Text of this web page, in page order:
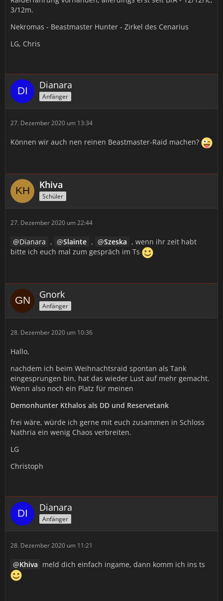
3/12m.
Nekromas - Beastmaster Hunter - Zirkel des Cenarius
LG, Chris
Dianara
Anfänger
27. Dezember 2020 um 13:34
Können wir auch nen reinen Beastmaster-Raid machen?
Khiva
Schüler
27. Dezember 2020 um 22:44
Dianara , Slainte , Szeska , wenn ihr zeit habt
bitte ich euch mal zum gespräch im Ts
Gnork
Anfänger
28. Dezember 2020 um 10:36
Hallo,
nachdem ich beim Weihnachtsraid spontan als Tank
eingesprungen bin, hat das wieder Lust auf mehr gemacht.
Wenn also noch ein Platz für meinen
Demonhunter Kthalos als DD und Reservetank
frei wäre, würde ich gerne mit euch zusammen in Schloss
Nathria ein wenig Chaos verbreiten.
LG
Christoph
Dianara
Anfänger
28. Dezember 2020 um 11:21
Khiva meld dich einfach ingame, dann komm ich ins ts